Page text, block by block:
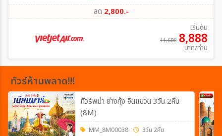
ลด 2,800.-
เริ่มต้น
11,688 8,888
บาท/ท่าน
ทัวร์ห้ามพลาด!!!
ทัวร์พม่า ย่างกุ้ง อินแขวน 3วัน 2คืน
(8M)
MM_8M00038 3วัน 2คืน